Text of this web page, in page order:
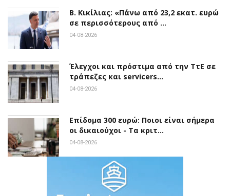
Β. Κικίλιας: «Πάνω από 23,2 εκατ. ευρώ
σε περισσότερους από …
04-08-2026
Έλεγχοι και πρόστιμα από την ΤτΕ σε
τράπεζες και servicers…
04-08-2026
Επίδομα 300 ευρώ: Ποιοι είναι σήμερα
οι δικαιούχοι - Τα κριτ…
04-08-2026